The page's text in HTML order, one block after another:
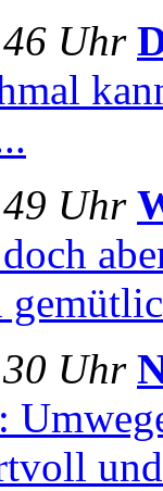
Uhr
Uhr
Uhr